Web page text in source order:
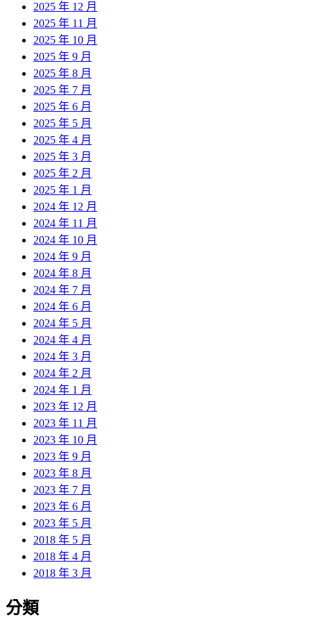
2025 年 12 月
2025 年 11 月
2025 年 10 月
2025 年 9 月
2025 年 8 月
2025 年 7 月
2025 年 6 月
2025 年 5 月
2025 年 4 月
2025 年 3 月
2025 年 2 月
2025 年 1 月
2024 年 12 月
2024 年 11 月
2024 年 10 月
2024 年 9 月
2024 年 8 月
2024 年 7 月
2024 年 6 月
2024 年 5 月
2024 年 4 月
2024 年 3 月
2024 年 2 月
2024 年 1 月
2023 年 12 月
2023 年 11 月
2023 年 10 月
2023 年 9 月
2023 年 8 月
2023 年 7 月
2023 年 6 月
2023 年 5 月
2018 年 5 月
2018 年 4 月
2018 年 3 月
分類